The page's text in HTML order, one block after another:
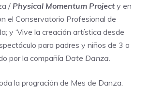
/ Physical Momentum Project y en
el Conservatorio Profesional de
y ‘Vive la creación artística desde
para padres y niños de 3 a
por la compañía Date Danza
la progración de Mes de Danza.